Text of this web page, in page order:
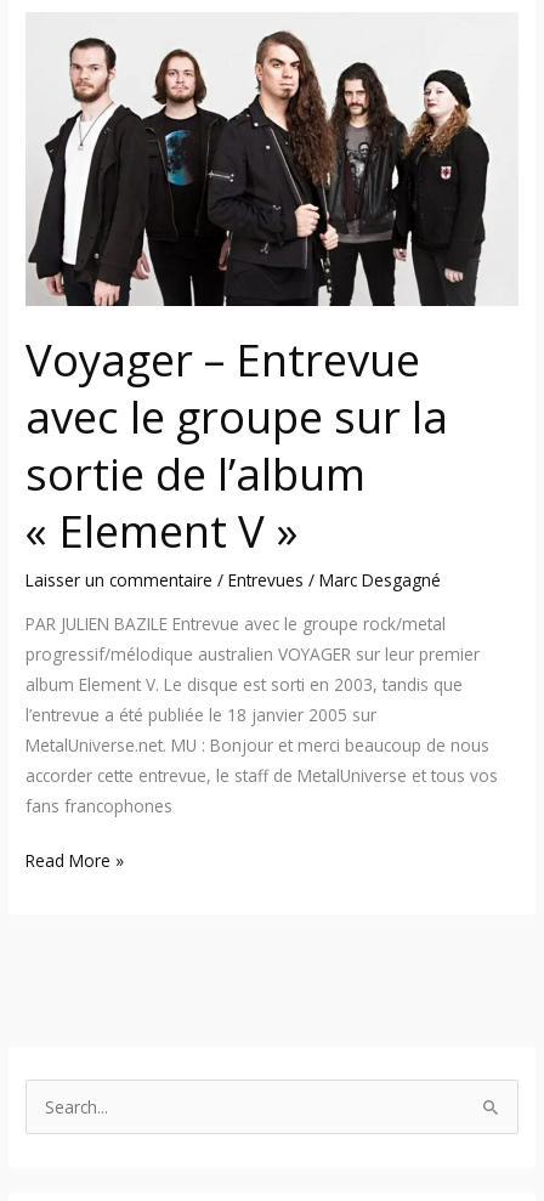
Voyager – Entrevue
avec le groupe sur la
sortie de l’album
« Element V »
Laisser un commentaire /Entrevues /Marc Desgagné
PAR JULIEN BAZILE Entrevue avec le groupe rock/metal
progressif/mélodique australien VOYAGER sur leur premier
album Element V. Le disque est sorti en 2003, tandis que
l’entrevue a été publiée le 18 janvier 2005 sur
MetalUniverse.net. MU : Bonjour et merci beaucoup de nous
accorder cette entrevue, le staff de MetalUniverse et tous vos
fans francophones
Entrevue
groupe
sur
la
sortie
« Element
Read More »